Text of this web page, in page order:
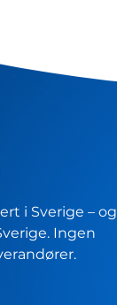
i Sverige – og
Ingen